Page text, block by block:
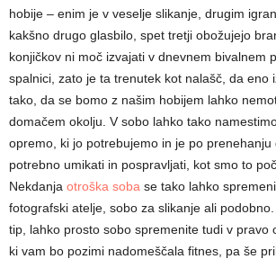
hobije – enim je v veselje slikanje, drugim
kakšno drugo glasbilo, spet tretji obožujejo
konjičkov ni moč izvajati v dnevnem bivalnem
spalnici, zato je ta trenutek kot nalašč, da eno
tako, da se bomo z našim hobijem lahko
domačem okolju. V sobo lahko tako
opremo, ki jo potrebujemo in je po prenehanju
potrebno umikati in pospravljati, kot smo to
Nekdanja otroška soba se tako lahko
fotografski atelje, sobo za slikanje ali
tip, lahko prosto sobo spremenite tudi v pravo
ki vam bo pozimi nadomeščala fitnes, pa še